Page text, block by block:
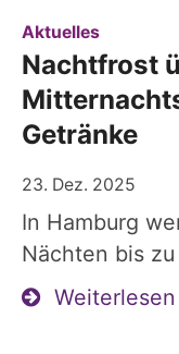
Aktuelles:
Nachtfrost
Getränke
23. Dez. 2025
In Hamburg
Nächten bis
Weiterlesen